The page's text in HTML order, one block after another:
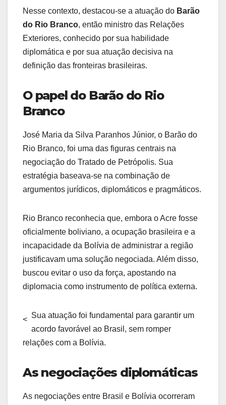
Nesse contexto, destacou-se a atuação do Barão
do Rio Branco, então ministro das Relações
Exteriores, conhecido por sua habilidade
diplomática e por sua atuação decisiva na
definição das fronteiras brasileiras.
O papel do Barão do Rio
Branco
José Maria da Silva Paranhos Júnior, o Barão do
Rio Branco, foi uma das figuras centrais na
negociação do Tratado de Petrópolis. Sua
estratégia baseava-se na combinação de
argumentos jurídicos, diplomáticos e pragmáticos.
Rio Branco reconhecia que, embora o Acre fosse
oficialmente boliviano, a ocupação brasileira e a
incapacidade da Bolívia de administrar a região
justificavam uma solução negociada. Além disso,
buscou evitar o uso da força, apostando na
diplomacia como instrumento de política externa.
< Sua atuação foi fundamental para garantir um
acordo favorável ao Brasil, sem romper
relações com a Bolívia.
As negociações diplomáticas
As negociações entre Brasil e Bolívia ocorreram